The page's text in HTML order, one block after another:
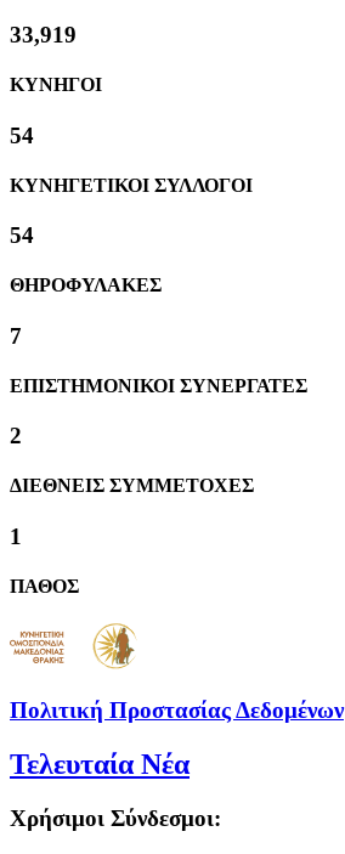
36,895
ΚΥΝΗΓΟΙ
59
ΚΥΝΗΓΕΤΙΚΟΙ ΣΥΛΛΟΓΟΙ
59
ΘΗΡΟΦΥΛΑΚΕΣ
8
ΕΠΙΣΤΗΜΟΝΙΚΟΙ ΣΥΝΕΡΓΑΤΕΣ
2
ΔΙΕΘΝΕΙΣ ΣΥΜΜΕΤΟΧΕΣ
1
ΠΑΘΟΣ
Πολιτική Προστασίας Δεδομένων
Τελευταία Νέα
Χρήσιμοι Σύνδεσμοι: